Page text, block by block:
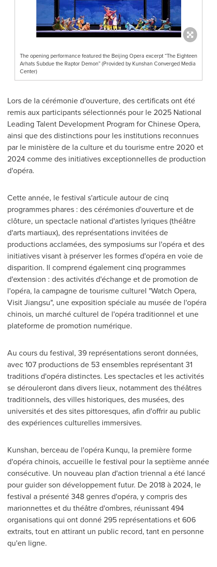
The opening performance featured the Beijing Opera excerpt “The Eighteen
Arhats Subdue the Raptor Demon” (Provided by Kunshan Converged Media
Center)
Lors de lacérémonie d'ouverture, des certificats ont été
remis aux participants sélectionnés pour le 2025 National
Leading Talent Development Program for Chinese Opera,
ainsi que des distinctions pour les institutions reconnues
par le ministère de la culture et du tourisme entre2020 et
2024 comme des initiatives exceptionnelles de production
d'opéra.
Cette année, le festival s'articule autour de cinq
programmes phares : des cérémonies d'ouverture et de
clôture, un spectacle national d'artistes lyriques (théâtre
d'arts martiaux), des représentations invitées de
productions acclamées, des symposiums sur l'opéra et des
initiatives visant à préserver les formes d'opéra en voie de
disparition. Il comprend également cinq programmes
d'extension : des activités d'échange et de promotion de
l'opéra, la campagne de tourisme culturel "Watch Opera,
Visit Jiangsu", une exposition spéciale au musée de l'opéra
chinois, un marché culturel de l'opéra traditionnel et une
plateforme de promotion numérique.
Au cours du festival, 39 représentations seront données,
avec 107 productions de 53 ensembles représentant 31
traditions d'opéra distinctes. Les spectacles et les activités
se dérouleront dans divers lieux, notamment des théâtres
traditionnels, des villes historiques, des musées, des
universités et des sites pittoresques, afin d'offrir au public
des expériences culturelles immersives.
Kunshan, berceau de l'opéra Kunqu, la première forme
d'opéra chinois, accueille le festival pour la septième année
consécutive. Un nouveau plan d'action triennal a été lancé
pour guider son développement futur. De 2018 à 2024, le
festival a présenté 348 genres d'opéra, y compris des
marionnettes et du théâtre d'ombres, réunissant 494
organisations qui ont donné 295 représentations et 606
extraits, tout en attirant un public record, tant en personne
qu'en ligne.